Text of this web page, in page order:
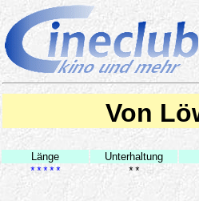
Von
Länge Unterhaltung
*****
**